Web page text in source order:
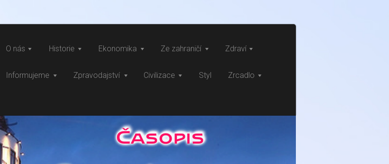
O nás Historie Ekonomika Ze zahraničí Zdraví
Informujeme Zpravodajství Civilizace Styl Zrcadlo